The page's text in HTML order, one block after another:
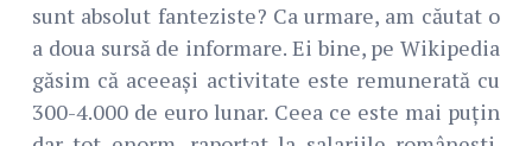
sunt absolut fanteziste? Ca urmare, am căutat o
a doua sursă de informare. Ei bine, pe Wikipedia
găsim că aceeași activitate este remunerată cu
300-4.000 de euro lunar. Ceea ce este mai puțin